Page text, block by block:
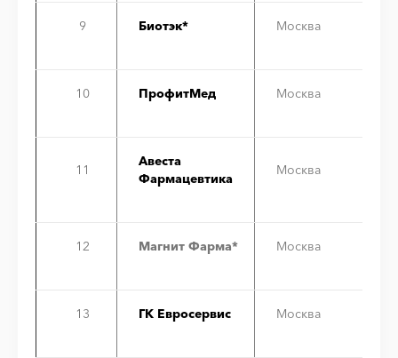
9 Биотэк* Москва
10 ПрофитМед Москва
11
Авеста
Фармацевтика
Москва
12 Магнит Фарма* Москва
13 ГК Евросервис Москва